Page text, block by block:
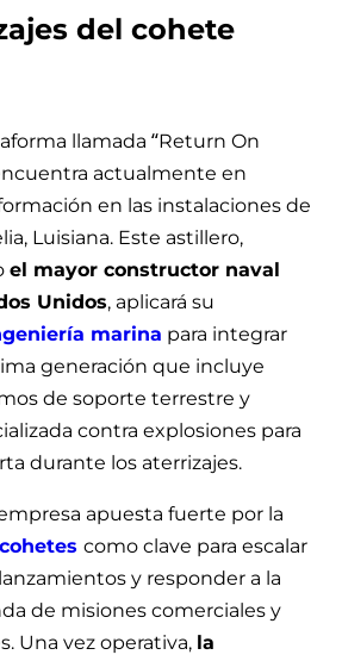
del cohete
llamada “Return On
actualmente en
en las instalaciones de
Luisiana. Este astillero,
el mayor constructor naval
Unidos, aplicará su
marina para integrar
generación que incluye
de soporte terrestre y
contra explosiones para
durante los aterrizajes.
apuesta fuerte por la
como clave para escalar
y responder a la
de misiones comerciales y
Una vez operativa, la